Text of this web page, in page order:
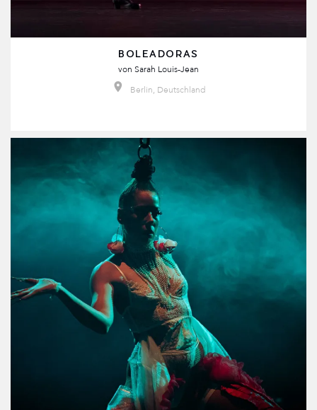
BOLEADORAS
von Sarah Louis-Jean
Berlin, Deutschland